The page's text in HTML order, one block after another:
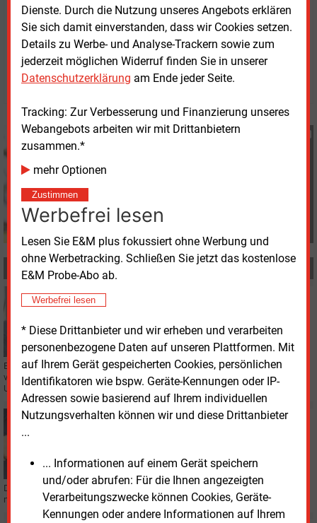
Dienste. Durch die Nutzung unseres Angebots erklären
Sie sich damit einverstanden, dass wir Cookies setzen.
Details zu Werbe- und Analyse-Trackern sowie zum
jederzeit möglichen Widerruf finden Sie in unserer
Datenschutzerklärung am Ende jeder Seite.
Tracking: Zur Verbesserung und Finanzierung unseres
Webangebots arbeiten wir mit Drittanbietern
zusammen.*
mehr Optionen
Zustimmen
Werbefrei lesen
Lesen Sie E&M plus fokussiert ohne Werbung und
ohne Werbetracking. Schließen Sie jetzt das kostenlose
E&M Probe-Abo ab.
Werbefrei lesen
* Diese Drittanbieter und wir erheben und verarbeiten
personenbezogene Daten auf unseren Plattformen. Mit
auf Ihrem Gerät gespeicherten Cookies, persönlichen
Identifikatoren wie bspw. Geräte-Kennungen oder IP-
Adressen sowie basierend auf Ihrem individuellen
Nutzungsverhalten können wir und diese Drittanbieter
...
... Informationen auf einem Gerät speichern
und/oder abrufen: Für die Ihnen angezeigten
Verarbeitungszwecke können Cookies, Geräte-
Kennungen oder andere Informationen auf Ihrem
Montag, 6.07.2026, 11:30 Uhr
Heidi Roider
© 2026 Energie & Management GmbH
Heidi Roider
MEHR ZUM THEMA
PERSONALIE
Überlandwerk Eppler hat einen neuen
Geschäftsführer
Ein kommunaler Stromversorger aus der Mitte Baden-Württembergs
verzeichnet nach knapp drei Jahrzehnten eine Veränderung an der
Unternehmensspitze.
Montag, 17.11.2025, 16:10
Der Aufsichtsrat der Stawag hat Alexandra Genten zum 1. Januar 2026 zum
neuen Vorstandsmitglied bestellt.